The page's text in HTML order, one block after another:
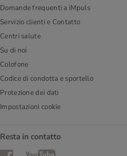
Domande frequenti a iMpuls
Servizio clienti e Contatto
Centri salute
Su di noi
Colofone
Codice di condotta e sportello
Protezione dei dati
Impostazioni cookie
Resta in contatto
FacebookYouTube